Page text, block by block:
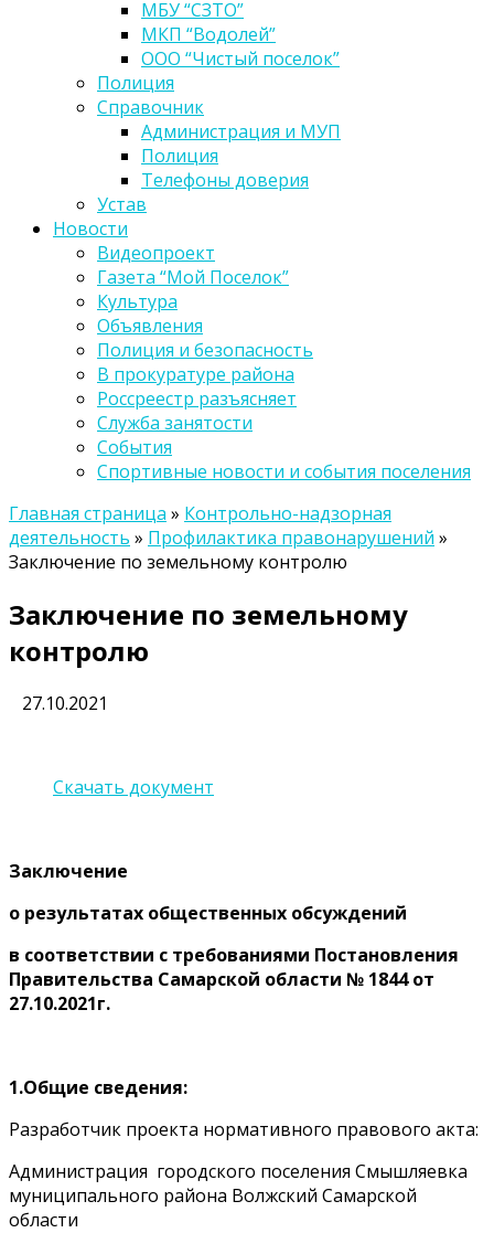
МБУ “СЗТО”
МКП “Водолей”
ООО “Чистый поселок”
Полиция
Справочник
Администрация и МУП
Полиция
Телефоны доверия
Устав
Новости
Видеопроект
Газета “Мой Поселок”
Культура
Объявления
Полиция и безопасность
В прокуратуре района
Россреестр разъясняет
Служба занятости
События
Спортивные новости и события поселения
Главная страница » Контрольно-надзорная
деятельность » Профилактика правонарушений »
Заключение по земельному контролю
Заключение по земельному
контролю
27.10.2021
Скачать документ
Заключение
о результатах общественных обсуждений
в соответствии с требованиями Постановления
Правительства Самарской области № 1844 от
27.10.2021г.
1.Общие сведения:
Разработчик проекта нормативного правового акта:
Администрация городского поселения Смышляевка
муниципального района Волжский Самарской
области